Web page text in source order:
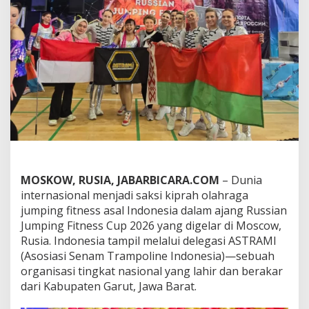
n
d
u
n
i
a
d
i
R
u
s
:
A
S
T
R
A
M
I
K
i
MOSKOW, RUSIA, JABARBICARA.COM – Dunia
internasional menjadi saksi kiprah olahraga
jumping fitness asal Indonesia dalam ajang Russian
Jumping Fitness Cup 2026 yang digelar di Moscow,
Rusia. Indonesia tampil melalui delegasi ASTRAMI
(Asosiasi Senam Trampoline Indonesia)—sebuah
organisasi tingkat nasional yang lahir dan berakar
dari Kabupaten Garut, Jawa Barat.